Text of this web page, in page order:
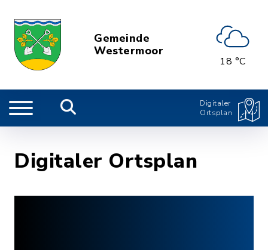
Gemeinde
Westermoor
18 °C
Digitaler
Ortsplan
Digitaler Ortsplan